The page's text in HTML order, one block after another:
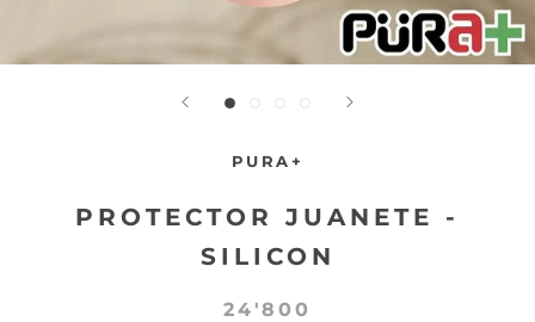
PURA+
PROTECTOR JUANETE -
SILICON
24'800